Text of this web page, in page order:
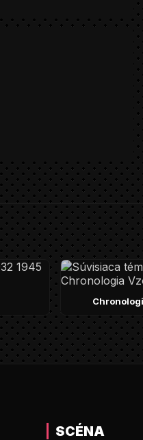
SCÉNA